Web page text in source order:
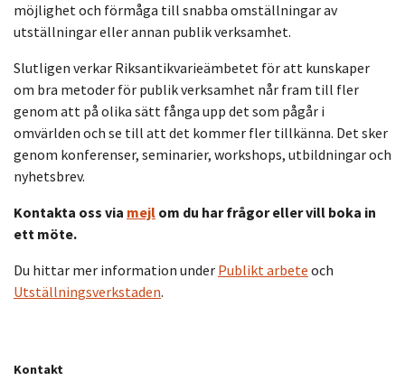
möjlighet och förmåga till snabba omställningar av
utställningar eller annan publik verksamhet.
Slutligen verkar Riksantikvarieämbetet för att kunskaper
om bra metoder för publik verksamhet når fram till fler
genom att på olika sätt fånga upp det som pågår i
omvärlden och se till att det kommer fler tillkänna. Det sker
genom konferenser, seminarier, workshops, utbildningar och
nyhetsbrev.
Kontakta oss via mejl om du har frågor eller vill boka in
ett möte.
Du hittar mer information under Publikt arbete och
Utställningsverkstaden.
Kontakt